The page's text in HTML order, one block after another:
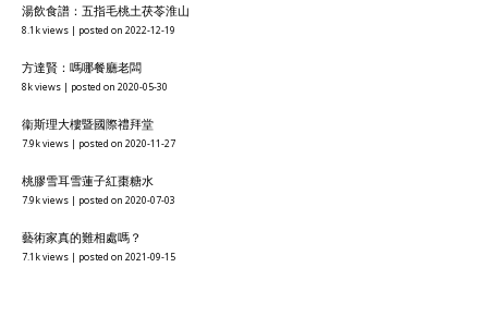
湯飲食譜：五指毛桃土茯苓淮山
8.1k views | posted on 2022-12-19
方達賢：嗎哪餐廳老闆
8k views | posted on 2020-05-30
衞斯理大樓暨國際禮拜堂
7.9k views | posted on 2020-11-27
桃膠雪耳雪蓮子紅棗糖水
7.9k views | posted on 2020-07-03
藝術家真的難相處嗎？
7.1k views | posted on 2021-09-15